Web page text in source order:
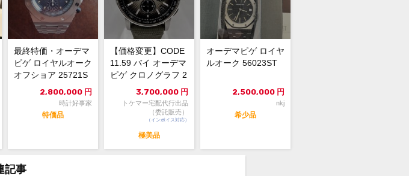
最終特価・オーデマ
ピゲ ロイヤルオーク
オフショア 25721S
2,800,000 円
時計好事家
特価品
【価格変更】CODE
11.59 バイ オーデマ
ピゲ クロノグラフ 2
3,700,000 円
トケマー宅配代行出品
（委託販売）
（インボイス対応）
極美品
オーデマピゲ ロイヤ
ルオーク 56023ST
2,500,000 円
nkj
希少品
記事